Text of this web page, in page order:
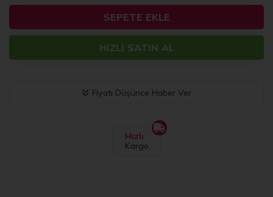
SEPETE EKLE
HIZLI SATIN AL
Fiyatı Düşünce Haber Ver
Hızlı
Kargo